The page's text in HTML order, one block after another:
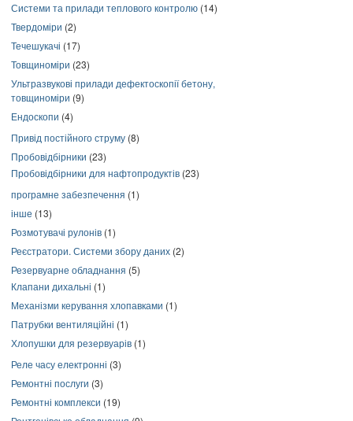
Системи та прилади теплового контролю (14)
Твердоміри (2)
Течешукачі (17)
Товщиноміри (23)
Ультразвукові прилади дефектоскопії бетону,
товщиноміри (9)
Ендоскопи (4)
Привід постійного струму (8)
Пробовідбірники (23)
Пробовідбірники для нафтопродуктів (23)
програмне забезпечення (1)
інше (13)
Розмотувачі рулонів (1)
Реєстратори. Системи збору даних (2)
Резервуарне обладнання (5)
Клапани дихальні (1)
Механізми керування хлопавками (1)
Патрубки вентиляційні (1)
Хлопушки для резервуарів (1)
Реле часу електронні (3)
Ремонтні послуги (3)
Ремонтні комплекси (19)